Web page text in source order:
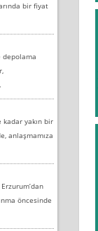
bir fiyat
depolama
kadar yakın bir
anlaşmamıza
öncesinde